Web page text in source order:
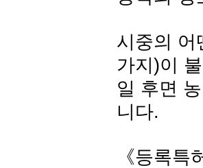
시중의 어
가지)이
일 후면
니다.
《등록